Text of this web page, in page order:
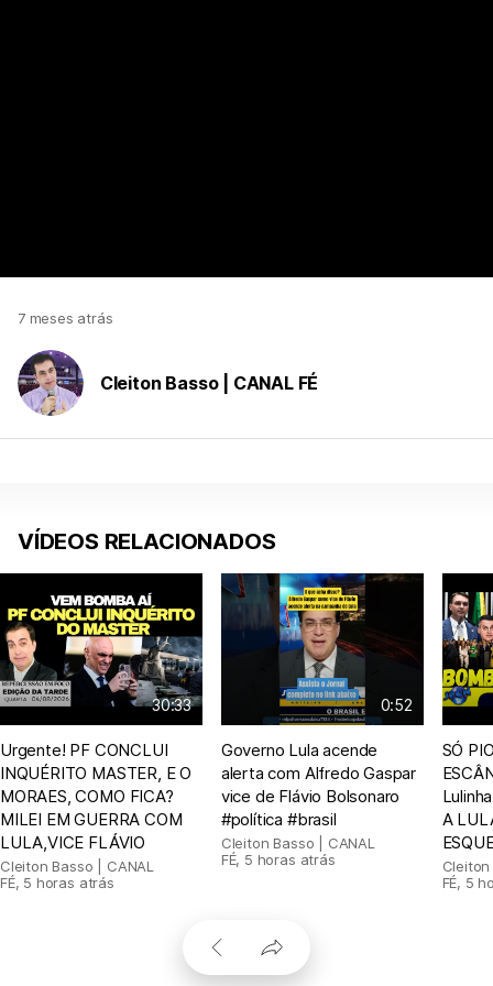
7 meses atrás
Cleiton Basso | CANAL FÉ
VÍDEOS RELACIONADOS
30:33
Urgente! PF CONCLUI
INQUÉRITO MASTER, E O
MORAES, COMO FICA?
MILEI EM GUERRA COM
LULA,VICE FLÁVIO
Cleiton Basso | CANAL
FÉ, 5 horas atrás
0:52
Governo Lula acende
alerta com Alfredo Gaspar
vice de Flávio Bolsonaro
#política #brasil
Cleiton Basso | CANAL
FÉ, 5 horas atrás
SÓ
A
FÉ, 5